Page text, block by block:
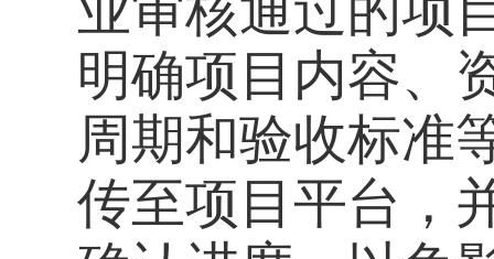
明确项目内容、
周期和验收标准
传至项目平台，